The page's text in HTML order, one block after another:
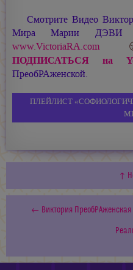
Смотрите Видео
МираМарии ДЭВИ
www.VictoriaRA.com
ПОДПИСАТЬСЯ на
ПреобРАженской.
ПЛЕЙЛИСТ
↑
← Виктория ПреобРАженская